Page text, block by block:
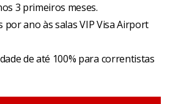
3 primeiros meses.
por ano às salas VIP Visa Airport
de até 100% para correntistas